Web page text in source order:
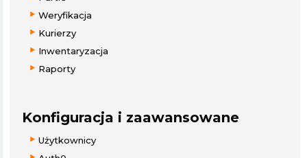
Weryfikacja
Kurierzy
Inwentaryzacja
Raporty
Konfiguracja i zaawansowane
Użytkownicy